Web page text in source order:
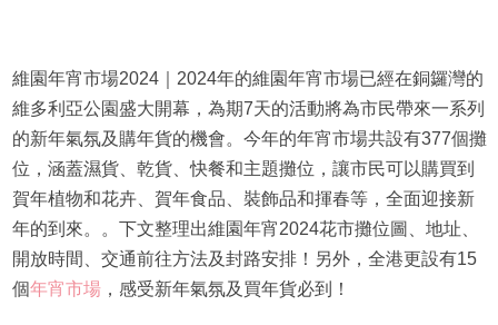
維園年宵市場2024｜2024年的維園年宵市場已經在銅鑼灣的
維多利亞公園盛大開幕，為期7天的活動將為市民帶來一系列
的新年氣氛及購年貨的機會。今年的年宵市場共設有377個攤
位，涵蓋濕貨、乾貨、快餐和主題攤位，讓市民可以購買到
賀年植物和花卉、賀年食品、裝飾品和揮春等，全面迎接新
年的到來。。下文整理出維園年宵2024花市攤位圖、地址、
開放時間、交通前往方法及封路安排！另外，全港更設有15
個年宵市場，感受新年氣氛及買年貨必到！